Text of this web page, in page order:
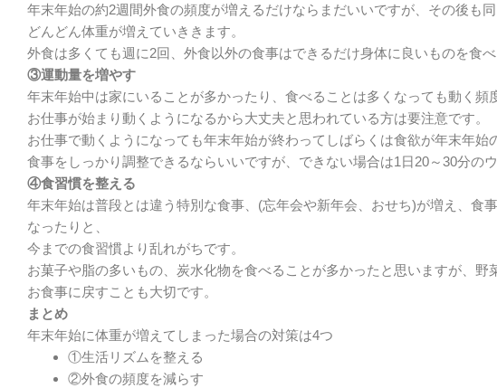
年末年始の約2週間外食の頻度が増えるだけならまだいいですが、その後も
どんどん体重が増えていききます。
外食は多くても週に2回、外食以外の食事はできるだけ身体に良いものを食
③運動量を増やす
年末年始中は家にいることが多かったり、食べることは多くなっても動く頻
お仕事が始まり動くようになるから大丈夫と思われている方は要注意です。
お仕事で動くようになっても年末年始が終わってしばらくは食欲が年末年始
食事をしっかり調整できるならいいですが、できない場合は1日20～30分の
④食習慣を整える
年末年始は普段とは違う特別な食事、(忘年会や新年会、おせち)が増え、食
なったりと、
今までの食習慣より乱れがちです。
お菓子や脂の多いもの、炭水化物を食べることが多かったと思いますが、
お食事に戻すことも大切です。
まとめ
年末年始に体重が増えてしまった場合の対策は4つ
①生活リズムを整える
②外食の頻度を減らす